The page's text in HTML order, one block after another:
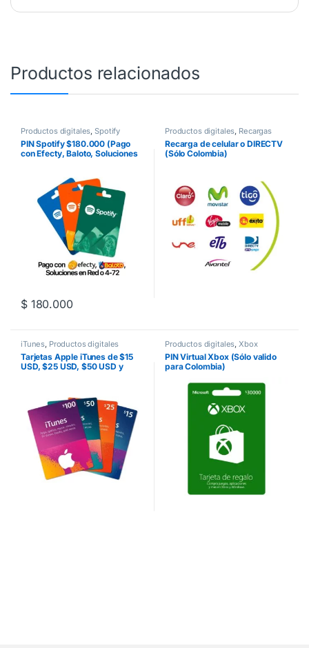
Productos relacionados
Productos digitales,Spotify
PIN Spotify $180.000 (Pago
con Efecty, Baloto, Soluciones
$180.000
Productos digitales, Recargas
Recarga de celular o DIRECTV
(Sólo Colombia)
iTunes, Productos digitales
Tarjetas Apple iTunes de $15
USD, $25 USD, $50 USD y
Productos digitales,Xbox
PIN Virtual Xbox (Sólo valido
para Colombia)